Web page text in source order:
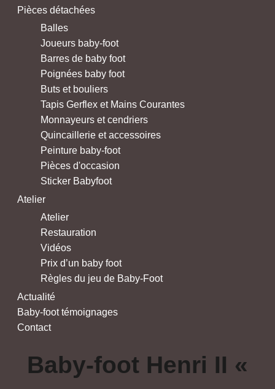
Pièces détachées
Balles
Joueurs baby-foot
Barres de baby foot
Poignées baby foot
Buts et bouliers
Tapis Gerflex et Mains Courantes
Monnayeurs et cendriers
Quincaillerie et accessoires
Peinture baby-foot
Pièces d'occasion
Sticker Babyfoot
Atelier
Atelier
Restauration
Vidéos
Prix d’un baby foot
Règles du jeu de Baby-Foot
Actualité
Baby-foot témoignages
Contact
Baby-foot Henri II «